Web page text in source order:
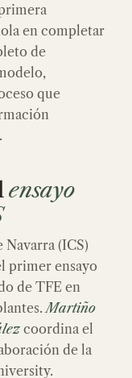
en completar
de
que
ensayo
Navarra (ICS)
primer ensayo
de TFE en
Martiño
coordina el
de la